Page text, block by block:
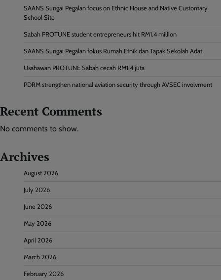
SAANS Sungai Pegalan focus on Ethnic House and Native Customary
School Site
Sabah PROTUNE student entrepreneurs hit RM1.4 million
SAANS Sungai Pegalan fokus Rumah Etnik dan Tapak Sekolah Adat
Usahawan PROTUNE Sabah cecah RM1.4 juta
PDRM strengthen national aviation security through AVSEC involvment
Recent Comments
No comments to show.
Archives
August 2026
July 2026
June 2026
May 2026
April 2026
March 2026
February 2026